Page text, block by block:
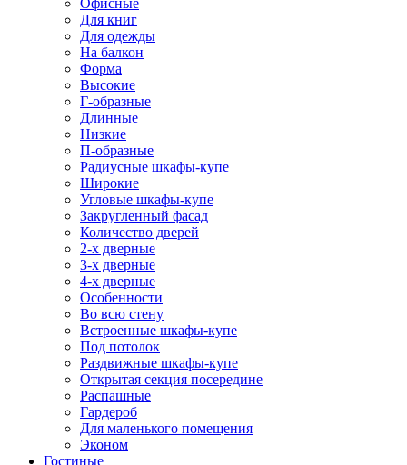
Офисные
Для книг
Для одежды
На балкон
Форма
Высокие
Г-образные
Длинные
Низкие
П-образные
Радиусные шкафы-купе
Широкие
Угловые шкафы-купе
Закругленный фасад
Количество дверей
2-х дверные
3-х дверные
4-х дверные
Особенности
Во всю стену
Встроенные шкафы-купе
Под потолок
Раздвижные шкафы-купе
Открытая секция посередине
Распашные
Гардероб
Для маленького помещения
Эконом
Гостиные